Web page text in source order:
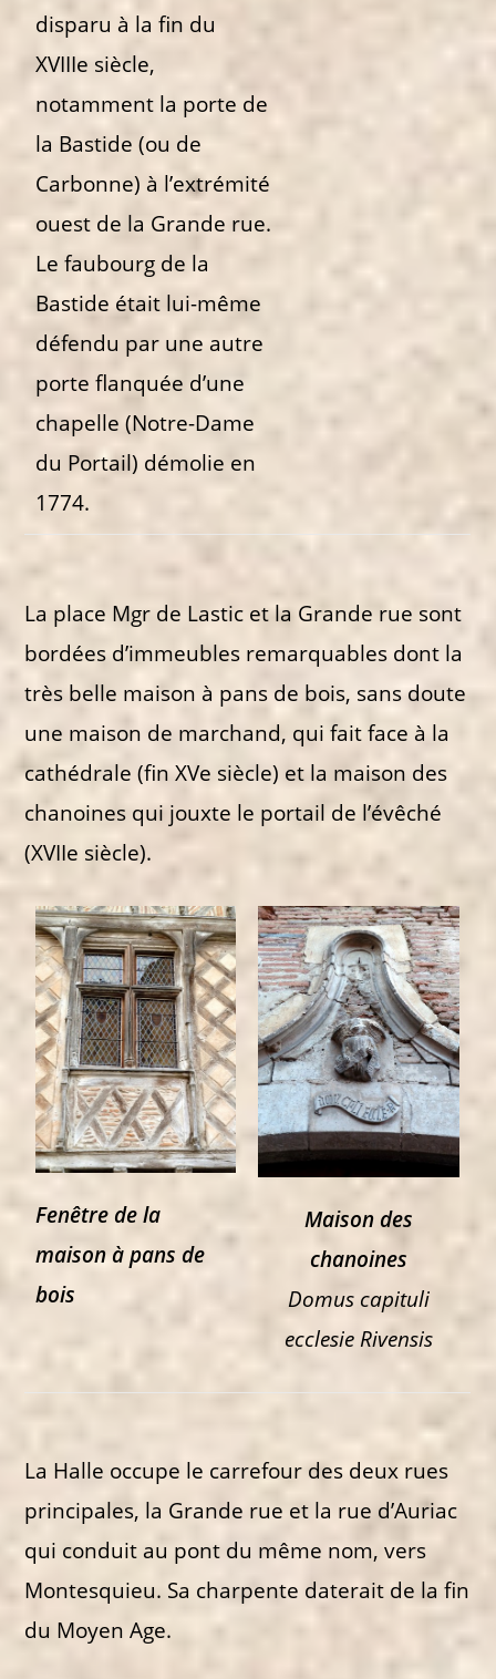
disparu à la fin du
XVIIIe siècle,
notamment la porte de
la Bastide (ou de
Carbonne) à l’extrémité
ouest de la Grande rue.
Le faubourg de la
Bastide était lui-même
défendu par une autre
porte flanquée d’une
chapelle (Notre-Dame
du Portail) démolie en
1774.
La place Mgr de Lastic et la Grande rue sont
bordées d’immeubles remarquables dont la
très belle maison à pans de bois, sans doute
une maison de marchand, qui fait face à la
cathédrale (fin XVe siècle) et la maison des
chanoines qui jouxte le portail de l’évêché
(XVIIe siècle).
Fenêtre de la
maison à pans de
bois
Maison des
chanoines
Domus capituli
ecclesie Rivensis
La Halle occupe le carrefour des deux rues
principales, la Grande rue et la rue d’Auriac
qui conduit au pont du même nom, vers
Montesquieu. Sa charpente daterait de la fin
du Moyen Age.